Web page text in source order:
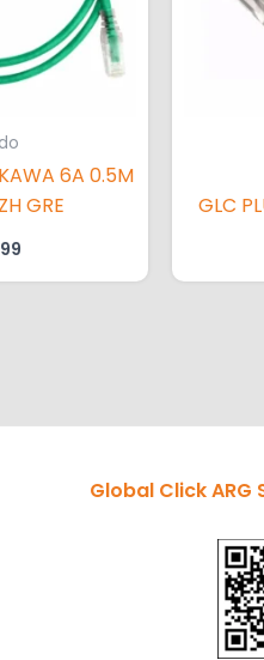
6A 0.5M
GRE
GLC
Global Click ARG